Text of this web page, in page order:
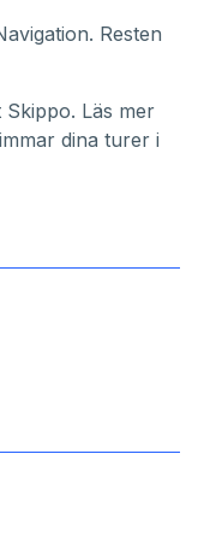
Resten
Skippo. Läs mer
dina turer i